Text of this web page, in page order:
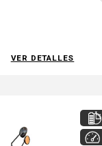
VER DETALLES